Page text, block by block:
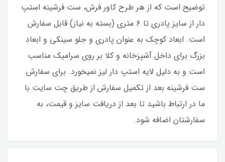
توضیح است که از هر طرح کاور فرش، ست فرشینه استپ
دار از سایز پادری تا ۶ متری (بسته به نیاز) قابل سفارش
است. ابعاد کوچک به عنوان پادری و جلو سینکی و ابعاد
بزرگ برای داخل آشپزخانه و کلا بر روی سرامیک مناسب
است و به دلیل لایه استپ دار لیز نمیخورد. برای سفارش
ست فرشینه بعد از تکمیل سفارش از طریق چت سایت با
ما در ارتباط باشید تا بعد از دریافت سایز و قیمت، به
سفارشتان اضافه شود.